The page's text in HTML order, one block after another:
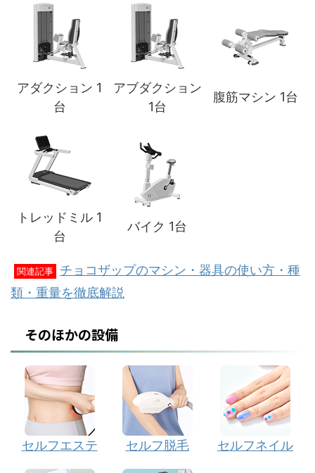
アダクション 1
台
アブダクション
1台
腹筋マシン 1台
トレッドミル 1
台
バイク 1台
関連記事
チョコザップのマシン・器具の使い方・種
類・重量を徹底解説
そのほかの設備
セルフエステ セルフ脱毛 セルフネイル